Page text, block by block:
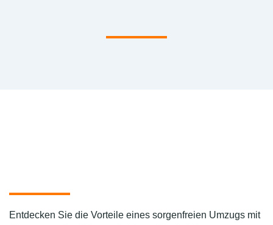
Entdecken Sie die Vorteile eines sorgenfreien Umzugs mit